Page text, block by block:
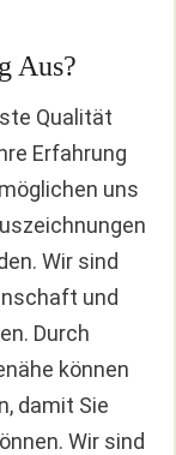
Aus?
Qualität
Erfahrung
uns
Wir sind
und
Durch
können
damit Sie
Wir sind